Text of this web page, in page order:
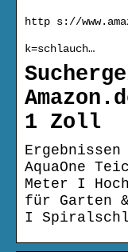
http s://
k=schlauch…
1 Zoll
AquaOne
Meter I
für Garten
I